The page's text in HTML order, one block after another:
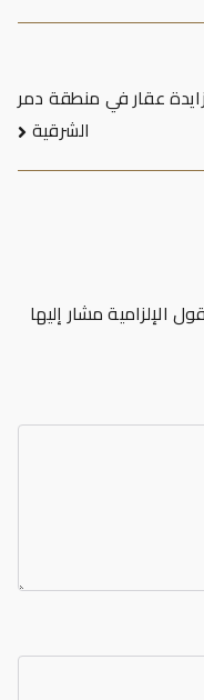
عقار في منطقة دمر
الشرقية
الإلزامية مشار إليها